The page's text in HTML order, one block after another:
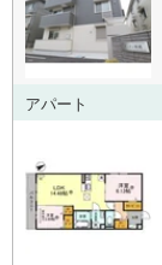
アパート